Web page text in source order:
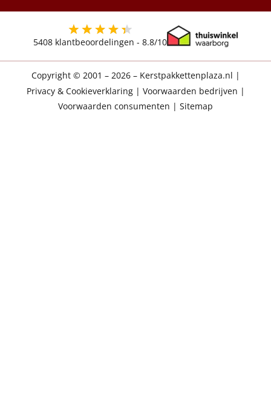
5408 klantbeoordelingen - 8.8/10
Copyright © 2001 – 2026 – Kerstpakkettenplaza.nl |
Privacy & Cookieverklaring| Voorwaarden bedrijven |
Voorwaarden consumenten | Sitemap